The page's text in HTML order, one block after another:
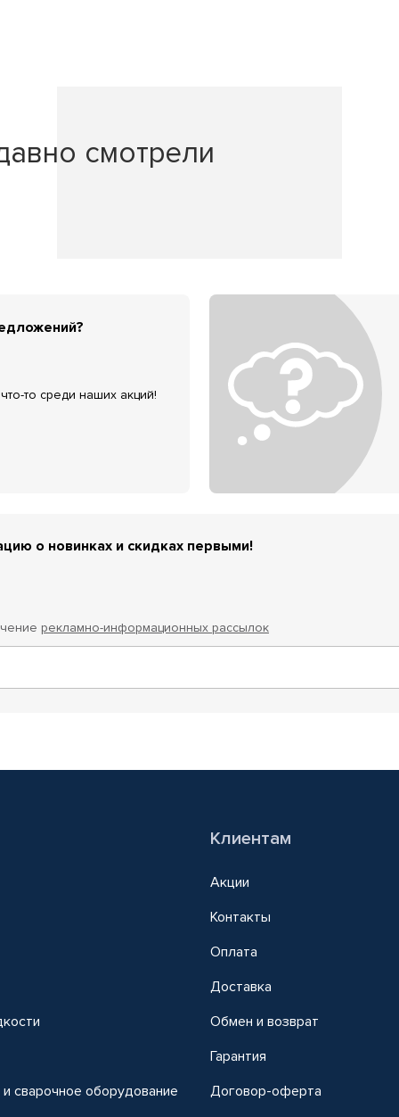
смотрели
то среди наших акций!
о новинках и скидках первыми!
рекламно-информационных рассылок
сварочное оборудование
Клиентам
Акции
Контакты
Оплата
Доставка
Обмен и возврат
Гарантия
Договор-оферта